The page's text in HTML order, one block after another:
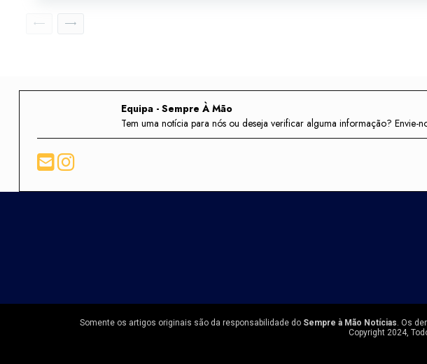
Equipa - Sempre À Mão
Tem uma notícia para nós ou deseja verificar alguma informação?
Somente os artigos originais são da responsabilidade do Sempre à Mão Notícias. Os
Copyright 2024,